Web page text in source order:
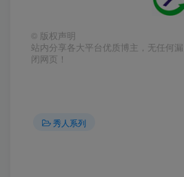
© 版权声明
站内分享各大平台优质博主，无任何
闭网页！
秀人系列